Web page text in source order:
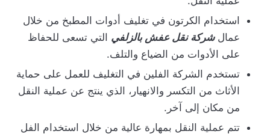
استخدام الكرتون في تغليف أدوات المطبخ من خلال
عمالشركة نقل عفش بالزلفي التي تسعى للحفاظ
على الأدوات من الضياع والتلف.
تستخدم الشركة الفلين في التغليف للعمل على حماية
الأثاث من التكسر والانهيار، الذي ينتج عن عملية النقل
من مكان إلى آخر.
تتم عملية النقل بمهارة عالية من خلال استخدام الفل